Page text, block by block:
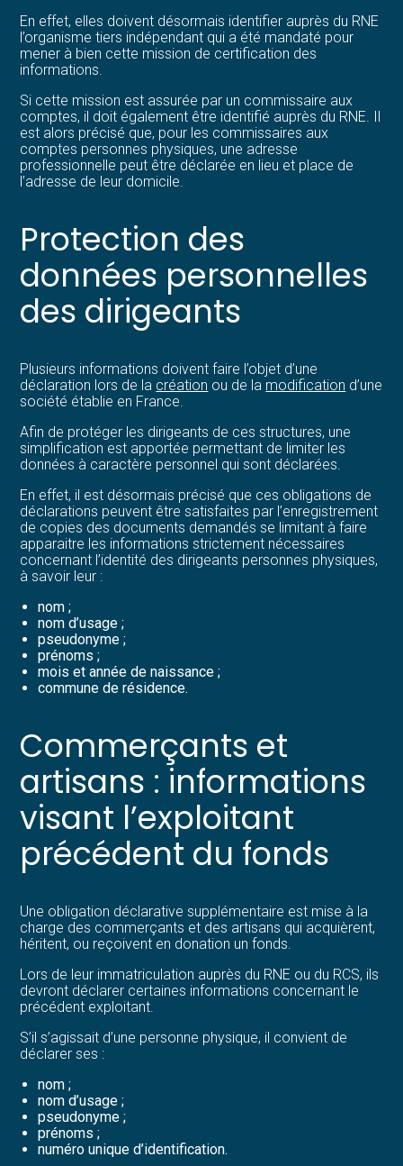
En effet, elles doivent désormais identifier auprès du RNE
l’organisme tiers indépendant qui a été mandaté pour
mener à bien cette mission de certification des
informations.
Si cette mission est assurée par un commissaire aux
comptes, il doit également être identifié auprès du RNE. Il
est alors précisé que, pour les commissaires aux
comptes personnes physiques, une adresse
professionnelle peut être déclarée en lieu et place de
l’adresse de leur domicile.
Protection des
données personnelles
des dirigeants
Plusieurs informations doivent faire l’objet d’une
déclaration lors de la création ou de la modification d’une
société établie en France.
Afin de protéger les dirigeants de ces structures, une
simplification est apportée permettant de limiter les
données à caractère personnel qui sont déclarées.
En effet, il est désormais précisé que ces obligations de
déclarations peuvent être satisfaites par l’enregistrement
de copies des documents demandés se limitant à faire
apparaitre les informations strictement nécessaires
concernant l’identité des dirigeants personnes physiques,
à savoir leur :
nom ;
nom d’usage ;
pseudonyme ;
prénoms ;
mois et année de naissance ;
commune de résidence.
Commerçants et
artisans : informations
visant l’exploitant
précédent du fonds
Une obligation déclarative supplémentaire est mise à la
charge des commerçants et des artisans qui acquièrent,
héritent, ou reçoivent en donation un fonds.
Lors de leur immatriculation auprès du RNE ou du RCS, ils
devront déclarer certaines informations concernant le
précédent exploitant.
S’il s’agissait d’une personne physique, il convient de
déclarer ses :
nom ;
nom d’usage ;
pseudonyme ;
prénoms ;
numéro unique d’identification.